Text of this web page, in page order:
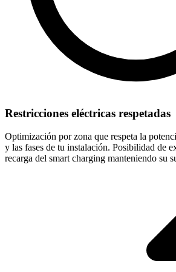
Restricciones eléctricas respetadas
Optimización por zona que respeta la
y las fases de tu instalación. Posibilidad de
recarga del smart charging manteniendo su